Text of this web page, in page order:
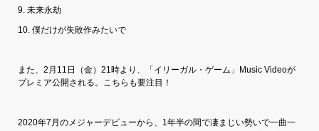
9. 未来永劫
10. 僕だけが失敗作みたいで
また、2月11日（金）21時より、「イリーガル・ゲーム」Music Videoが
プレミア公開される。こちらも要注目！
2020年7月のメジャーデビューから、1年半の間で凄まじい勢いで一曲一